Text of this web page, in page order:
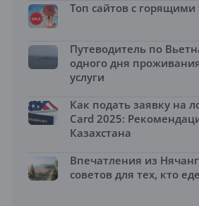
Топ сайтов с горящими
Путеводитель по
одного дня
услуги
Как подать заявку на
Card 2025:
Казахстана
Впечатления из
советов для тех, кто